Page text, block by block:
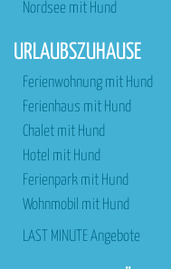
Nordsee mit Hund
URLAUBSZUHAUSE
Ferienwohnung mit Hund
Ferienhaus mit Hund
Chalet mit Hund
Hotel mit Hund
Ferienpark mit Hund
Wohnmobil mit Hund
LAST MINUTE Angebote